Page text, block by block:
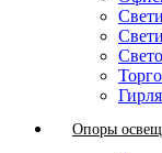
Опоры